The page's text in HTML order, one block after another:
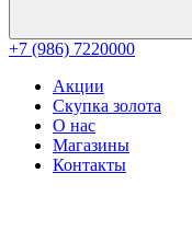
+7 (986) 7220000
Акции
Скупка золота
О нас
Магазины
Контакты